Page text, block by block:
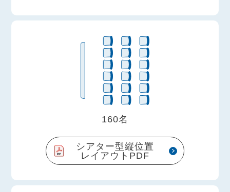
160名
シアター型縦位置
レイアウトPDF